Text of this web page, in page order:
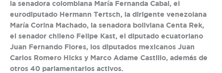
la senadora colombiana María Fernanda Cabal, el
eurodiputado Hermann Tertsch, la dirigente venezolana
María Corina Machado, la senadora boliviana Centa Rek,
el senador chileno Felipe Kast, el diputado ecuatoriano
Juan Fernando Flores, los diputados mexicanos Juan
Carlos Romero Hicks y Marco Adame Castillo, además de
otros 40 parlamentarios activos.